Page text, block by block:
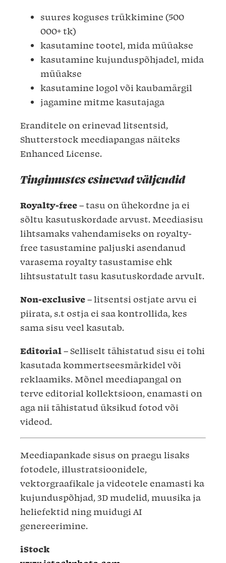
suures koguses trükkimine (500
000+ tk)
kasutamine tootel, mida müüakse
kasutamine kujunduspõhjadel, mida
müüakse
kasutamine logol või kaubamärgil
jagamine mitme kasutajaga
Eranditele on erinevad litsentsid,
Shutterstock meediapangas näiteks
Enhanced License.
Tingimustes esinevad väljendid
Royalty-free– tasu on ühekordne ja ei
sõltu kasutus­kordade arvust. Meediasisu
lihtsamaks vahendamiseks on royalty-
free tasustamine paljuski asendanud
varasema royalty tasustamise ehk
lihtsustatult tasu kasutuskordade arvult.
Non-exclusive– litsentsi ostjate arvu ei
piirata, s.t ostja ei saa kontrollida, kes
sama sisu veel kasutab.
Editorial– Selliselt tähistatud sisu ei tohi
kasutada kommertseesmärkidel või
reklaamiks. Mõnel meediapangal on
terve editorial kollektsioon, enamasti on
aga nii tähistatud üksikud fotod või
videod.
Meediapankade sisus on praegu lisaks
fotodele, illustratsioonidele,
vektorgraafikale ja videotele enamasti ka
kujunduspõhjad, 3D mudelid, muusika ja
heliefektid ning muidugi AI
genereerimine.
iStock